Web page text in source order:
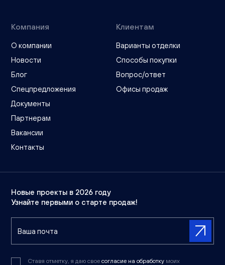
Компания
О компании
Новости
Блог
Спецпредложения
Документы
Партнерам
Вакансии
Контакты
Клиентам
Варианты отделки
Способы покупки
Вопрос/ответ
Офисы продаж
Новые проекты в 2026 году
Узнайте первыми о старте продаж!
Ставя отметку, я даю свое согласие на обработку моих